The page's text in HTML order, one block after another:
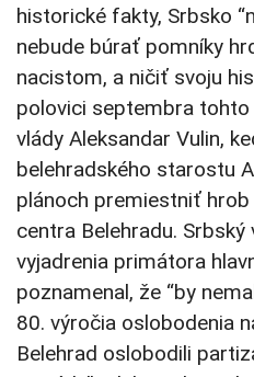
historické fakty, Srbsko
nebude búrať pomníky
nacistom, a ničiť svoju
polovici septembra
vlády Aleksandar Vulin,
belehradského starostu
plánoch premiestniť
centra Belehradu.
vyjadrenia primátora
poznamenal, že “by
80. výročia oslobodenia
Belehrad oslobodili